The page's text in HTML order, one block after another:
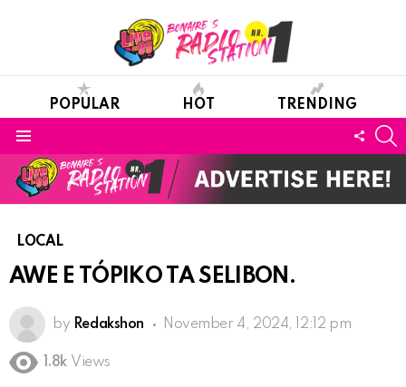
POPULAR HOT TRENDING
LOCAL
AWE E TÓPIKO TA SELIBON.
by Redakshon November 4, 2024, 12:12 pm
1.8k Views